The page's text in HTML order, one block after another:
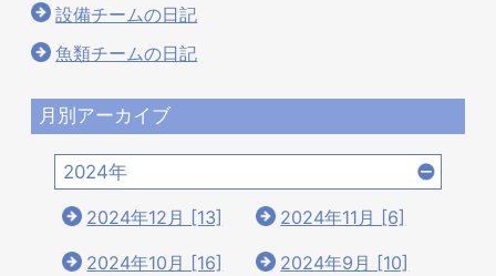
設備チームの日記
魚類チームの日記
月別アーカイブ
2024年
2024年12月 [13] 2024年11月 [6]
2024年10月 [16] 2024年9月 [10]